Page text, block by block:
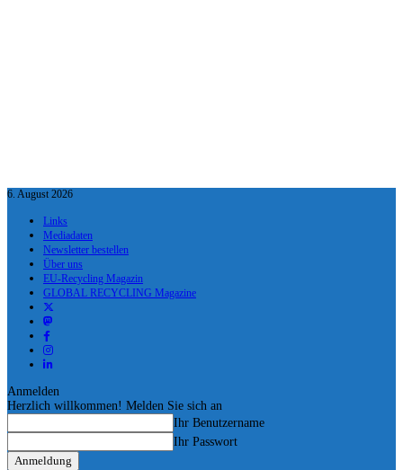
6. August 2026
Links
Mediadaten
Newsletter bestellen
Über uns
EU-Recycling Magazin
GLOBAL RECYCLING Magazine
Anmelden
Herzlich willkommen! Melden Sie sich an
Ihr Benutzername
Ihr Passwort